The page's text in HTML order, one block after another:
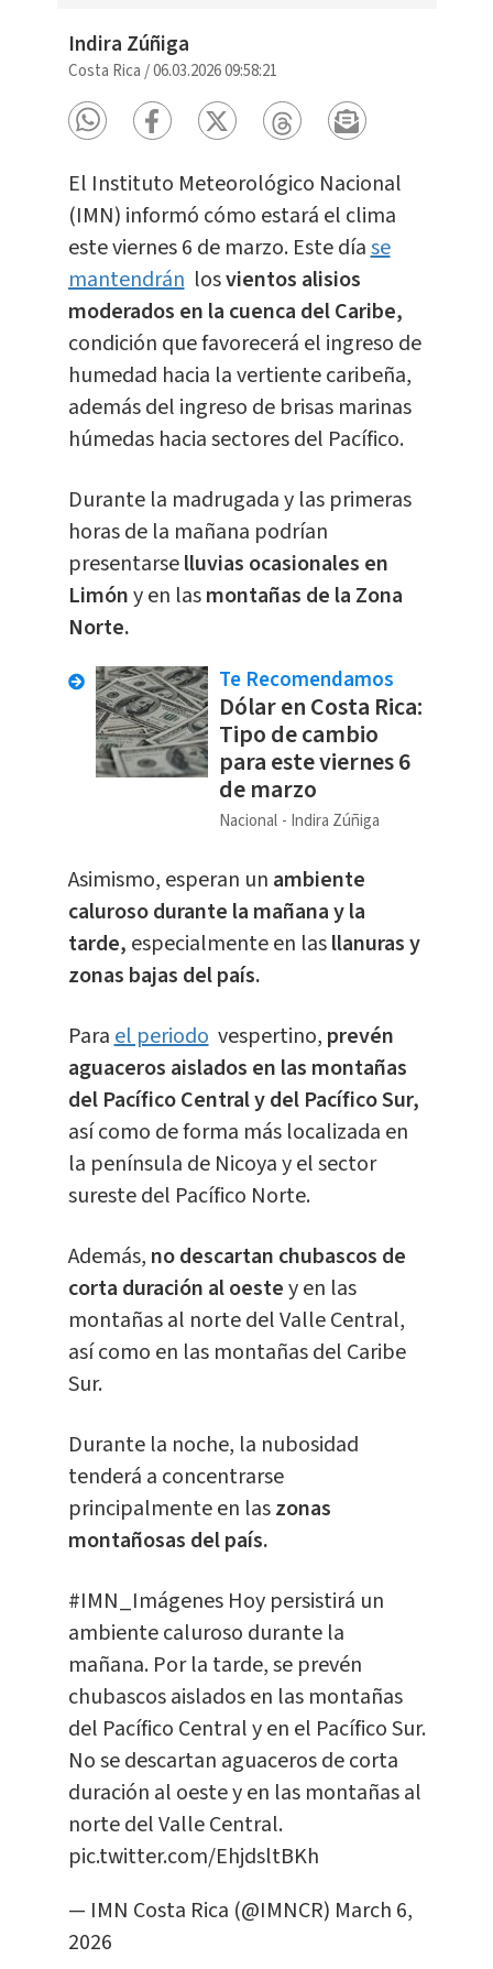
Indira Zúñiga
Costa Rica /06.03.2026 09:58:21
El Instituto Meteorológico Nacional
(IMN) informó cómo estará el clima
este viernes 6 de marzo. Este díase
mantendrán losvientos alisios
moderados en la cuenca del Caribe,
condición que favorecerá el ingreso de
humedad hacia la vertiente caribeña,
además del ingreso de brisas marinas
húmedas hacia sectores del Pacífico.
Durante la madrugada y las primeras
horas de la mañana podrían
presentarselluvias ocasionales en
Limóny en lasmontañas de la Zona
Norte.
Te Recomendamos
Dólar en Costa Rica:
Tipo de cambio
para este viernes 6
de marzo
Nacional Indira Zúñiga
Asimismo, esperan un ambiente
caluroso durante la mañana y la
tarde, especialmente en lasllanuras y
zonas bajas del país.
Parael periodo vespertino, prevén
aguaceros aislados en las montañas
del Pacífico Central y del Pacífico Sur,
así como de forma más localizada en
la península de Nicoya y el sector
sureste del Pacífico Norte.
Además, no descartan chubascos de
corta duración al oestey en las
montañas al norte del Valle Central,
así como en las montañas del Caribe
Sur.
Durante la noche, la nubosidad
tenderá a concentrarse
principalmente en laszonas
montañosas del país.
#IMN_ImágenesHoy persistirá un
ambiente caluroso durante la
mañana. Por la tarde, se prevén
chubascos aislados en las montañas
del Pacífico Central y en el Pacífico Sur.
No se descartan aguaceros de corta
duración al oeste y en las montañas al
norte del Valle Central.
pic.twitter.com/EhjdsltBKh
— IMN Costa Rica (@IMNCR) March 6,
2026